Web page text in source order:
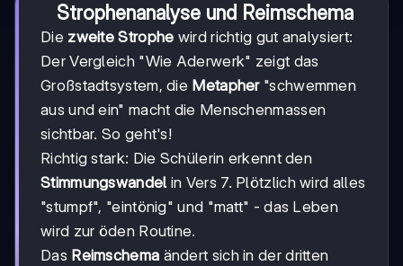
Strophenanalyse und Reimschema
Die zweite Strophe wird richtig gut analysiert:
Der Vergleich "Wie Aderwerk" zeigt das
Großstadtsystem, die Metapher"schwemmen
aus und ein" macht die Menschenmassen
sichtbar. So geht's!
Richtig stark: Die Schülerin erkennt den
Stimmungswandel in Vers 7. Plötzlich wird alles
"stumpf", "eintönig" und "matt" - das Leben
wird zur öden Routine.
Das Reimschema ändert sich in der dritten